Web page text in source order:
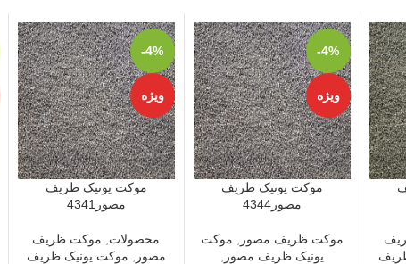
-4%
ویژه
موکت یونیک ظریف
مصور4344
موکت ظریف مصور
موکت
یونیک ظریف مصور
-4%
ویژه
موکت یونیک ظریف
مصور4341
محصولات
موکت ظریف
مصور
موکت یونیک ظریف